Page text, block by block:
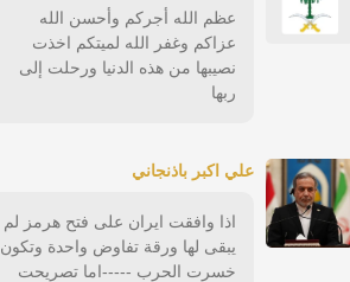
عظم الله أجركم وأحسن الله
عزاكم وغفر الله لميتكم اخذت
نصيبها من هذه الدنيا ورحلت إلى
ربها
علي اكبر باذنجاني
اذا وافقت ايران على فتح هرمز لم
يبقى لها ورقة تفاوض واحدة وتكون
خسرت الحرب -----اما تصريحت